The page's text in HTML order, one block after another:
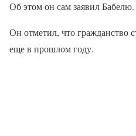
Об этом он сам заявил Бабелю.
Он отметил, что гражданство
еще в прошлом году.